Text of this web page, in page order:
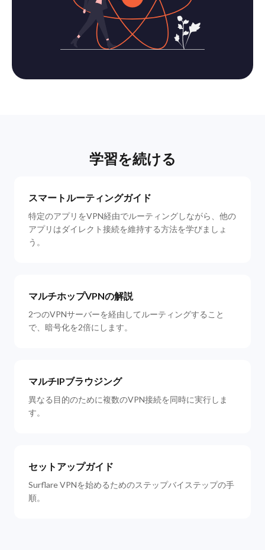
学習を続ける
スマートルーティングガイド
特定のアプリをVPN経由でルーティングしながら、他の
アプリはダイレクト接続を維持する方法を学びましょ
う。
マルチホップVPNの解説
2つのVPNサーバーを経由してルーティングすること
で、暗号化を2倍にします。
マルチIPブラウジング
異なる目的のために複数のVPN接続を同時に実行しま
す。
セットアップガイド
Surflare VPNを始めるためのステップバイステップの手
順。